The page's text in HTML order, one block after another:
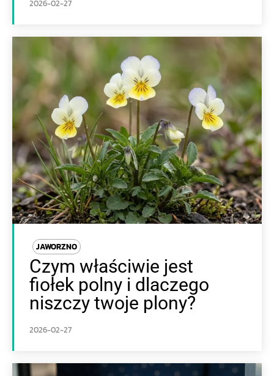
2026-02-27
JAWORZNO
Czym właściwie jest
fiołek polny i dlaczego
niszczy twoje plony?
2026-02-27